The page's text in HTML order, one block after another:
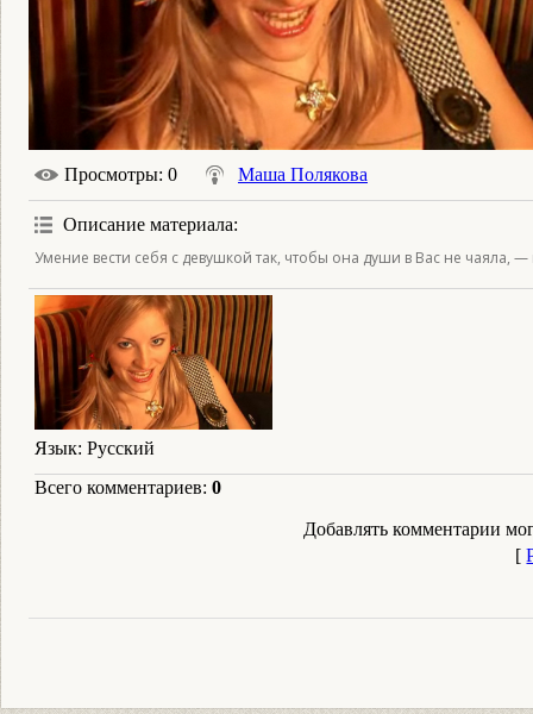
Просмотры: 0 Маша Полякова
Описание материала:
Умение вести себя с девушкой так, чтобы она души в Вас не чаяла, —
Язык: Русский
Всего комментариев: 0
Добавлять комментарии
[